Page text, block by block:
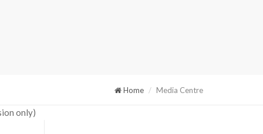
Home Media Centre
only)